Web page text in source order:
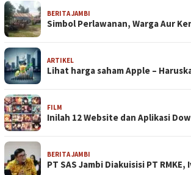
BERITA JAMBI
Simbol Perlawanan, Warga Aur
ARTIKEL
Lihat harga saham Apple –
FILM
Inilah 12 Website dan Aplikasi
BERITA JAMBI
PT SAS Jambi Diakuisisi PT